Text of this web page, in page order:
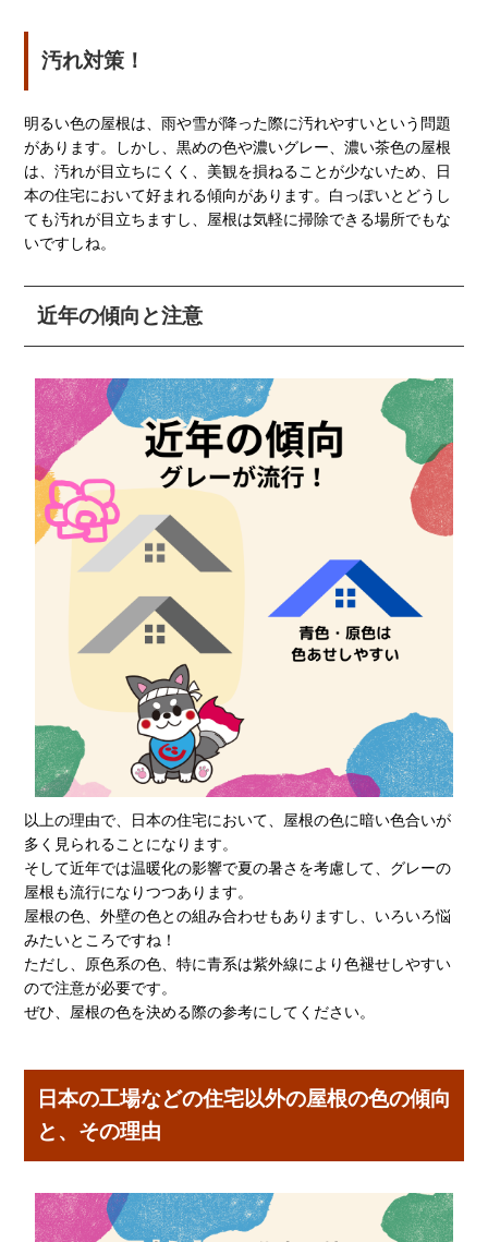
汚れ対策！
明るい色の屋根は、雨や雪が降った際に汚れやすいという問題
があります。しかし、黒めの色や濃いグレー、濃い茶色の屋根
は、汚れが目立ちにくく、美観を損ねることが少ないため、日
本の住宅において好まれる傾向があります。白っぽいとどうし
ても汚れが目立ちますし、屋根は気軽に掃除できる場所でもな
いですしね。
近年の傾向と注意
以上の理由で、日本の住宅において、屋根の色に暗い色合いが
多く見られることになります。
そして近年では温暖化の影響で夏の暑さを考慮して、グレーの
屋根も流行になりつつあります。
屋根の色、外壁の色との組み合わせもありますし、いろいろ悩
みたいところですね！
ただし、原色系の色、特に青系は紫外線により色褪せしやすい
ので注意が必要です。
ぜひ、屋根の色を決める際の参考にしてください。
日本の工場などの住宅以外の屋根の色の傾向
と、その理由